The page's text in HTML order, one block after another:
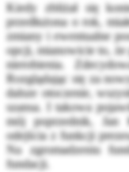
Kiedy zbliżał się
przedłużona o rok,
zmiany i ewentualne
opcji, mianowicie to, że
nierobienia.
Rozglądając się za
dalsze otoczenie,
szansa. I takowa
mój poprzednik, Jan
odejścia z funkcji
Na zgromadzeniu
fundacji.